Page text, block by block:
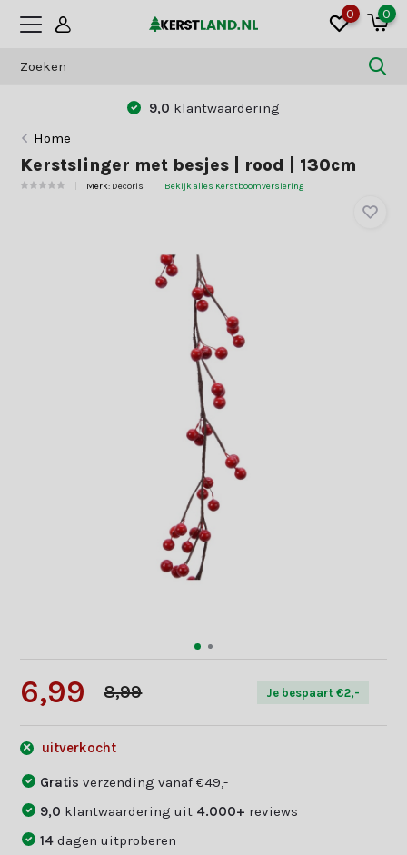
0 0
9,0 klantwaardering
Home
Kerstslinger met besjes | rood | 130cm
Merk: Decoris Bekijk alles Kerstboomversiering
6,99 8,99 Je bespaart €2,-
uitverkocht
Gratisverzending vanaf €49,-
9,0 klantwaardering uit 4.000+ reviews
14dagen uitproberen